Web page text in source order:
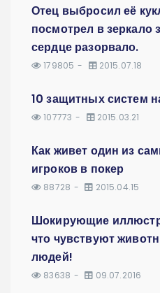
Отец выбросил её
посмотрел в зеркало
сердце разорвало.
179805 2015.07.18
10 защитных систем
107773 2015.03.21
Как живет один из
игроков в покер
88728 2015.04.15
Шокирующие
что чувствуют
людей!
83638 09.07.2016